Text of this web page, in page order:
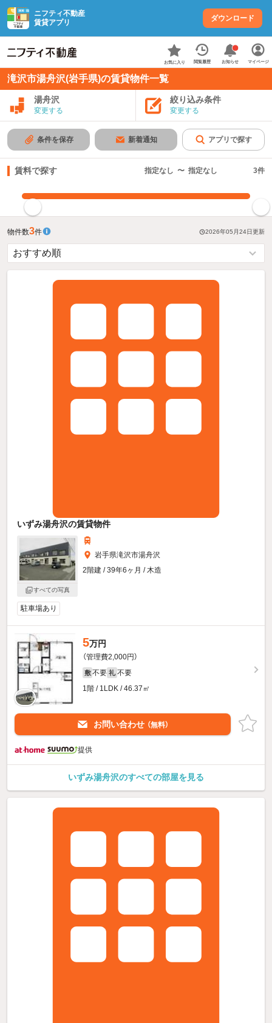
ニフティ不動産
賃貸アプリ
ダウンロード
お気に入り 閲覧履歴 お知らせ マイページ
滝沢市湯舟沢(岩手県)の賃貸物件一覧
湯舟沢
変更する
絞り込み条件
変更する
条件を保存 新着通知 アプリで探す
賃料で探す 指定なし 〜 指定なし 3件
物件数3件 2026年05月24日更新
いずみ湯舟沢の賃貸物件
すべての写真
岩手県滝沢市湯舟沢
2階建 / 39年6ヶ月 / 木造
駐車場あり
5万円
（管理費2,000円）
敷 不要 礼 不要
1階 / 1LDK / 46.37㎡
お問い合わせ （無料）
提供
いずみ湯舟沢のすべての部屋を見る